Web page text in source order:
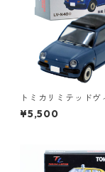
トミカリミテッドヴ
ジネオ LV-N40a 日
ャンバストップ
¥5,500